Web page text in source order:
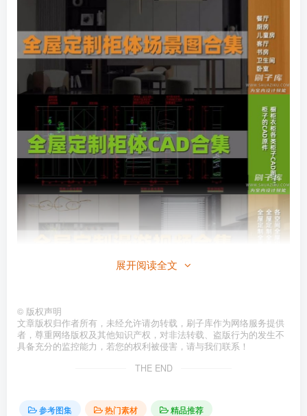
展开阅读全文
© 版权声明
文章版权归作者所有，未经允许请勿转载，刷子库作为网络服务提供
者，尊重网络版权及其他知识产权，对非法转载、盗版行为的发生不
具备充分的监控能力，若您的权利被侵害，请与我们联系！
THE END
参考图集 热门素材 精品推荐